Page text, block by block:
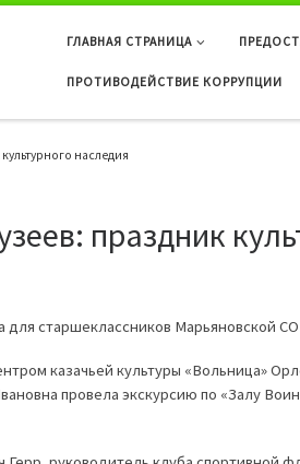
ГЛАВНАЯ СТРАНИЦА
ПРОТИВОДЕЙСТВИЕ КОРРУПЦИИ
наследия
праздник
старшеклассников Марьяновской
казачьей культуры «Вольница»
провела экскурсию по «Залу